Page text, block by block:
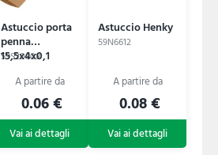
Astuccio porta
penna
15,5x4x0,1
59S20808
0.06 €
Astuccio Henky
59N6612
0.08 €